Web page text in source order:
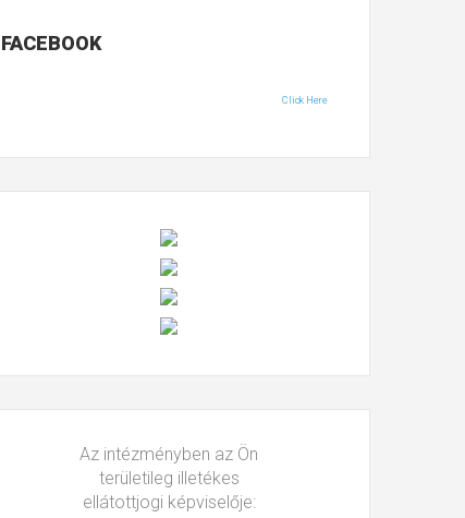
FACEBOOK
Click Here
Az intézményben az Ön
területileg illetékes
ellátottjogi képviselője: